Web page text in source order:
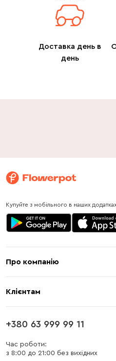
Доставка день в
день
Купуйте з мобільного в наших
Про компанію
Клієнтам
Оплата
Блог
+380 63 999 99 11
Час роботи:
з 8:00 до 21:00 без вихідних